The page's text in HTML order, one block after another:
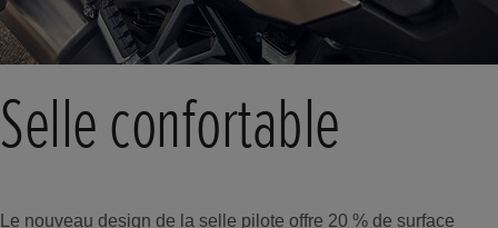
Selle confortable
Le nouveau design de la selle pilote offre 20 % de surface